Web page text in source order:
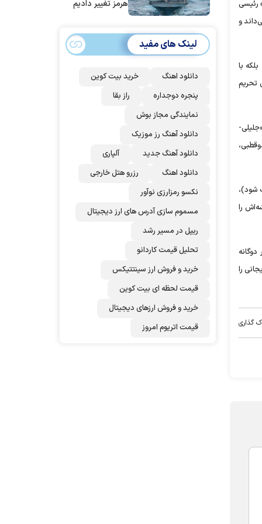
رئیسی
و
با
تحریم
«جلیلی-
شود)،
را
ابتدای راه، لاریجانی را
گذاری
هرمز تغییر دادیم
لینک های مفید
دانلود اهنگ
خرید بیت کوین
پنجره دوجداره
راز بقا
نمایندگی مجاز بوش
دانلود آهنگ رز‌ موزیک
دانلود آهنگ جدید
آلپاری
دانلود اهنگ
رزرو هتل خارجی
نکسو رمزارزی نوآور
مسموم سازی آدرس های ارز دیجیتال
ریپل در مسیر رشد
تحلیل قیمت کاردانو
خرید و فروش ارز سینتتیکس
قیمت لحظه ای بیت کوین
خرید و فروش ارزهای دیجیتال
قیمت اتریوم امروز